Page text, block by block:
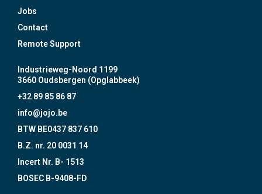
Jobs
Contact
Remote Support
Industrieweg-Noord 1199
3660 Oudsbergen (Opglabbeek)
+32 89 85 86 87
info@jojo.be
BTW BE0437 837 610
B.Z. nr. 20 0031 14
Incert Nr. B- 1513
BOSEC B-9408-FD